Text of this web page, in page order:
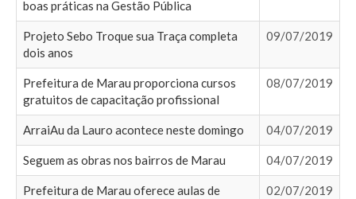
boas práticas na Gestão Pública
Projeto Sebo Troque sua Traça completa
dois anos
09/07/2019
Prefeitura de Marau proporciona cursos
gratuitos de capacitação profissional
08/07/2019
ArraiAu da Lauro acontece neste domingo 04/07/2019
Seguem as obras nos bairros de Marau 04/07/2019
Prefeitura de Marau oferece aulas de
02/07/2019